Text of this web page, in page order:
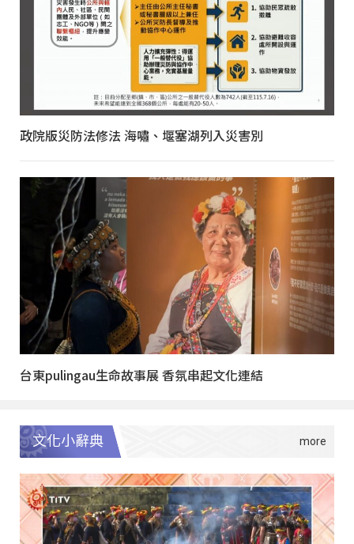
政院版災防法修法 海嘯、堰塞湖列入災害別
台東pulingau生命故事展 香氛串起文化連結
文化小辭典